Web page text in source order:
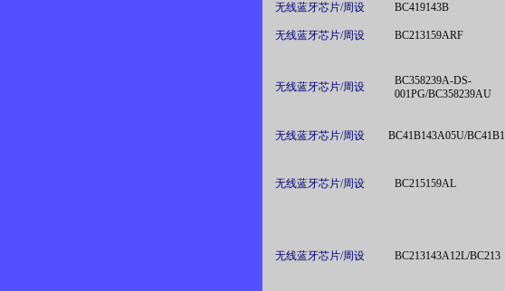
无线蓝牙芯片/周设
BC419143B
无线蓝牙芯片/周设 BC213159ARF
无线蓝牙芯片/周设
BC358239A-DS-
001PG/BC358239AU
无线蓝牙芯片/周设 BC41B143A05U/
无线蓝牙芯片/周设 BC215159AL
无线蓝牙芯片/周设 BC213143A12L/BC213